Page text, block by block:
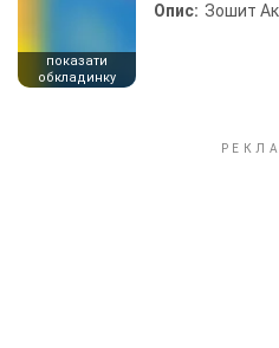
показати
обкладинку
Опис: Зошит